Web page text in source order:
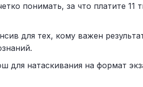
понимать, за что платите 11
для тех, кому важен
для натаскивания на формат